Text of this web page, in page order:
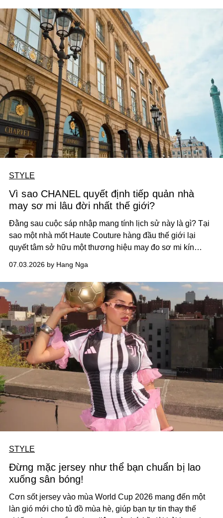
nhưng đầy tinh tế, mang lại cảm giác diện đồ vô lo nghĩ,
nơi một quý cô có thể tự tin sải bước từ sân tennis, thong
thả dạo biển cho đến những buổi tiệc cocktail sôi động
cùng bạn bè.
STYLE
Vì sao CHANEL quyết định tiếp quản nhà
may sơ mi lâu đời nhất thế giới?
Đằng sau cuộc sáp nhập mang tính lịch sử này là gì? Tại
sao một nhà mốt Haute Couture hàng đầu thế giới lại
quyết tâm sở hữu một thương hiệu may đo sơ mi kín
07.03.2026 by Hang Nga
STYLE
Đừng mặc jersey như thể bạn chuẩn bị lao
xuống sân bóng!
Cơn sốt jersey vào mùa World Cup 2026 mang đến một
làn gió mới cho tủ đồ mùa hè, giúp bạn tự tin thay thế